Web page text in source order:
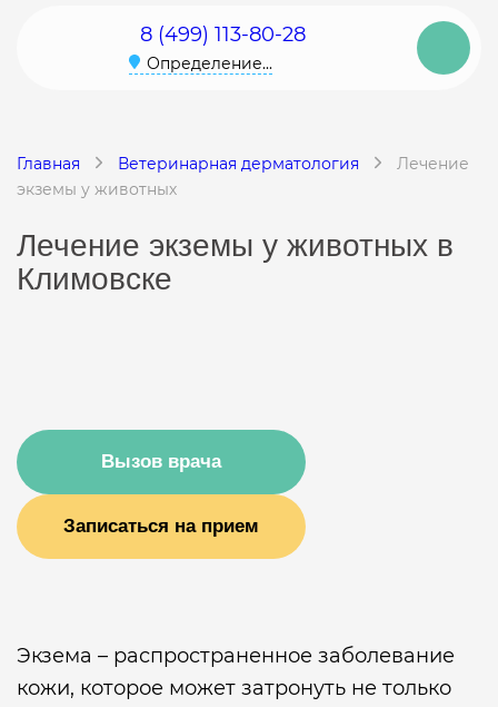
8 (499) 113-80-28
Определение...
Главная Ветеринарная дерматология
Лечение
экземы у животных
Лечение экземы у животных в
Климовске
Вызов врача
Записаться на прием
Экзема – распространенное заболевание
кожи, которое может затронуть не только